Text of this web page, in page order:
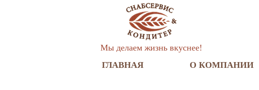
Мы делаем жизнь вкуснее!
ГЛАВНАЯ О КОМПАНИИ